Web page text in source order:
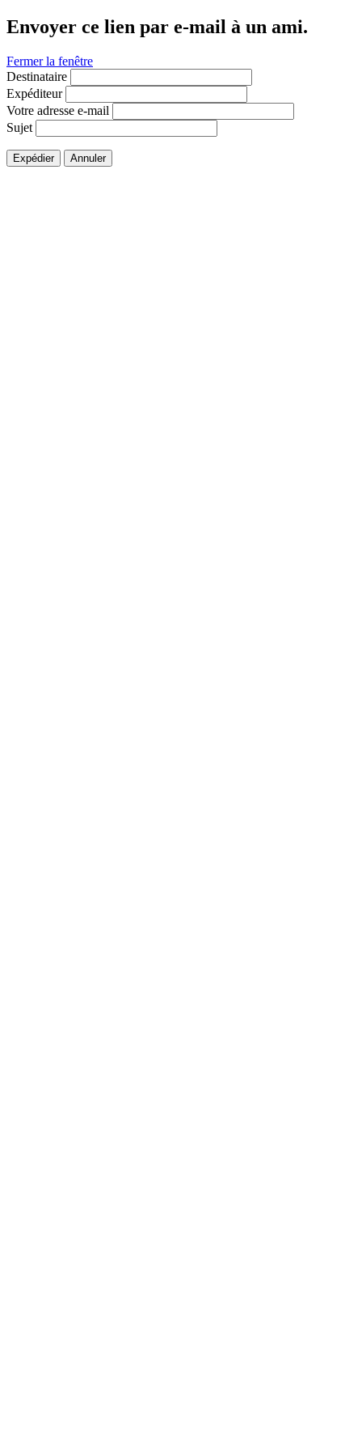
Envoyer ce lien par e-mail à un ami.
Fermer la fenêtre
Destinataire
Expéditeur
Votre adresse e-mail
Sujet
Expédier Annuler